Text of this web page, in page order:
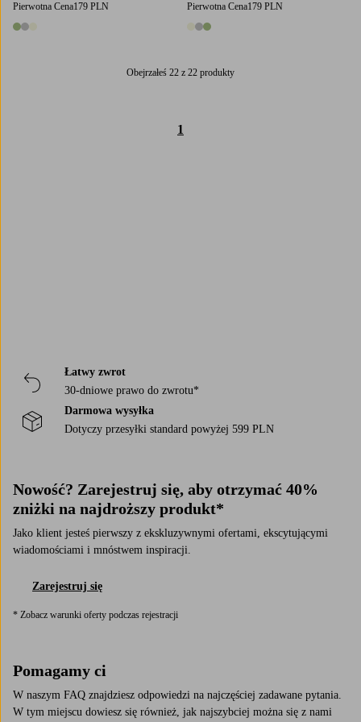
Pierwotna Cena179 PLN
3 kolory
Pierwotna Cena179 PLN
3 kolory
Obejrzałeś 22 z 22 produkty
1
Łatwy zwrot
30-dniowe prawo do zwrotu*
Darmowa wysyłka
Dotyczy przesyłki standard powyżej 599 PLN
Nowość? Zarejestruj się, aby otrzymać 40%
zniżki na najdroższy produkt*
Jako klient jesteś pierwszy z ekskluzywnymi ofertami, ekscytującymi
wiadomościami i mnóstwem inspiracji.
Zarejestruj się
* Zobacz warunki oferty podczas rejestracji
Pomagamy ci
W naszym FAQ znajdziesz odpowiedzi na najczęściej zadawane pytania.
W tym miejscu dowiesz się również, jak najszybciej można się z nami